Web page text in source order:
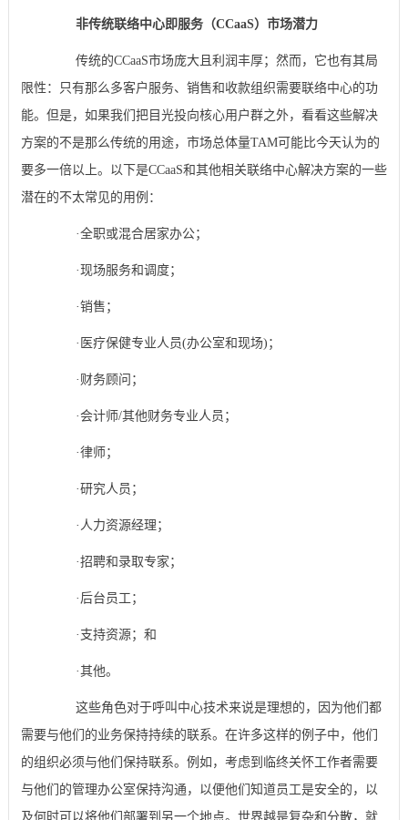
非传统联络中心即服务（CCaaS）市场潜力
传统的CCaaS市场庞大且利润丰厚；然而，它也有其局
限性：只有那么多客户服务、销售和收款组织需要联络中心的功
能。但是，如果我们把目光投向核心用户群之外，看看这些解决
方案的不是那么传统的用途，市场总体量TAM可能比今天认为的
要多一倍以上。以下是CCaaS和其他相关联络中心解决方案的一些
潜在的不太常见的用例：
·全职或混合居家办公；
·现场服务和调度；
·销售；
·医疗保健专业人员(办公室和现场)；
·财务顾问；
·会计师/其他财务专业人员；
·律师；
·研究人员；
·人力资源经理；
·招聘和录取专家；
·后台员工；
·支持资源；和
·其他。
这些角色对于呼叫中心技术来说是理想的，因为他们都
需要与他们的业务保持持续的联系。在许多这样的例子中，他们
的组织必须与他们保持联系。例如，考虑到临终关怀工作者需要
与他们的管理办公室保持沟通，以便他们知道员工是安全的，以
及何时可以将他们部署到另一个地点。世界越是复杂和分散，就